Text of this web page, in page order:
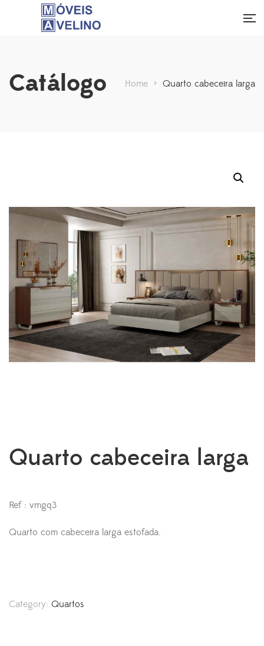
Catálogo Home > Quarto cabeceira larga
Quarto cabeceira larga
Ref : vmgq3
Quarto com cabeceira larga estofada.
Category: Quartos